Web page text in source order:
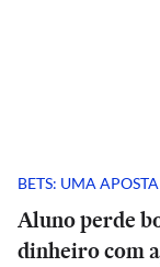
BETS: UMA
Aluno perde
dinheiro com